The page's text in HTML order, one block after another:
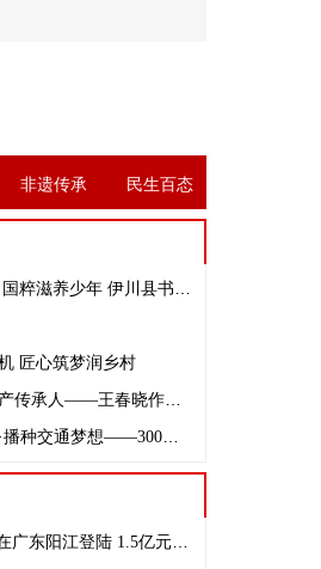
非遗传承 民生百态
匠心筑梦润乡村